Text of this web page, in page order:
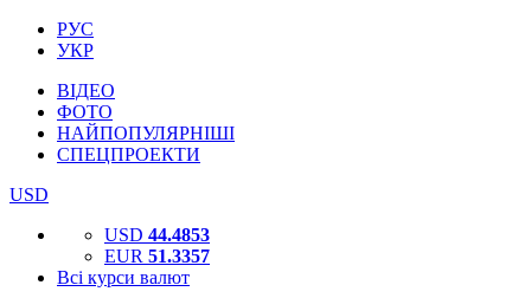
РУС
УКР
ВІДЕО
ФОТО
НАЙПОПУЛЯРНІШІ
СПЕЦПРОЕКТИ
USD
USD 44.4853
EUR 51.3357
Всі курси валют